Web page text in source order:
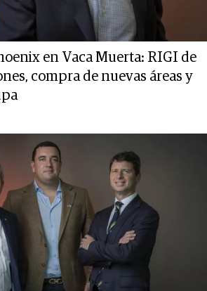
en Vaca Muerta: RIGI de
compra de nuevas áreas y